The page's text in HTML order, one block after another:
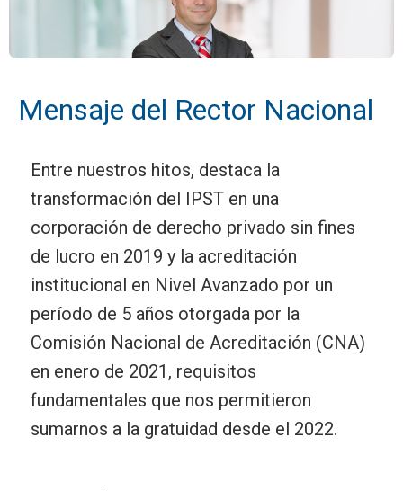
Mensaje del Rector Nacional
Entre nuestros hitos, destaca la
transformación del IPST en una
corporación de derecho privado sin fines
de lucro en 2019 y la acreditación
institucional en Nivel Avanzado por un
período de 5 años otorgada por la
Comisión Nacional de Acreditación (CNA)
en enero de 2021, requisitos
fundamentales que nos permitieron
sumarnos a la gratuidad desde el 2022.